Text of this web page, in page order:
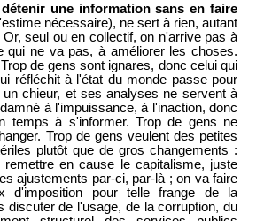
détenir une information sans en faire
nécessaire), ne sert à rien, autant
Or, seul ou en collectif, on n'arrive pas à
qui ne va pas, à améliorer les choses.
de gens sont ignares, donc celui qui
réfléchit à l'état du monde passe pour
un chieur, et ses analyses ne servent à
à l'impuissance, à l'inaction, donc
temps à s'informer. Trop de gens ne
Trop de gens veulent des petites
plutôt que de gros changements :
en cause le capitalisme, juste
ajustements par-ci, par-là ; on va faire
d'imposition pour telle frange de la
discuter de l'usage, de la corruption, du